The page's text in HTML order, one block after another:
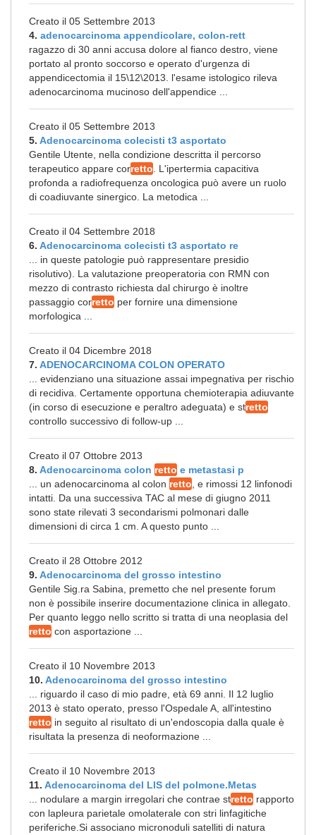
Creato il 05 Settembre 2013
4. adenocarcinoma appendicolare, colon-rett
ragazzo di 30 anni accusa dolore al fianco destro, viene
portato al pronto soccorso e operato d'urgenza di
appendicectomia il 15\12\2013. l'esame istologico rileva
adenocarcinoma mucinoso dell'appendice ...
Creato il 05 Settembre 2013
5. Adenocarcinoma colecisti t3 asportato
Gentile Utente, nella condizione descritta il percorso
terapeutico appare corretto . L'ipertermia capacitiva
profonda a radiofrequenza oncologica può avere un ruolo
di coadiuvante sinergico. La metodica ...
Creato il 04 Settembre 2018
6. Adenocarcinoma colecisti t3 asportato re
... in queste patologie può rappresentare presidio
risolutivo). La valutazione preoperatoria con RMN con
mezzo di contrasto richiesta dal chirurgo è inoltre
passaggio corretto per fornire una dimensione
morfologica ...
Creato il 04 Dicembre 2018
7. ADENOCARCINOMA COLON OPERATO
... evidenziano una situazione assai impegnativa per rischio
di recidiva. Certamente opportuna chemioterapia adiuvante
(in corso di esecuzione e peraltro adeguata) e stretto
controllo successivo di follow-up ...
Creato il 07 Ottobre 2013
8. Adenocarcinoma colon retto e metastasi p
... un adenocarcinoma al colon retto , e rimossi 12 linfonodi
intatti. Da una successiva TAC al mese di giugno 2011
sono state rilevati 3 secondarismi polmonari dalle
dimensioni di circa 1 cm. A questo punto ...
Creato il 28 Ottobre 2012
9. Adenocarcinoma del grosso intestino
Gentile Sig.ra Sabina, premetto che nel presente forum
non è possibile inserire documentazione clinica in allegato.
Per quanto leggo nello scritto si tratta di una neoplasia del
retto con asportazione ...
Creato il 10 Novembre 2013
10. Adenocarcinoma del grosso intestino
... riguardo il caso di mio padre, età 69 anni. Il 12 luglio
2013 è stato operato, presso l'Ospedale A, all'intestino
retto in seguito al risultato di un'endoscopia dalla quale è
risultata la presenza di neoformazione ...
Creato il 10 Novembre 2013
11. Adenocarcinoma del LIS del polmone.Metas
... nodulare a margin irregolari che contrae stretto rapporto
con lapleura parietale omolaterale con stri linfagitiche
periferiche.Si associano micronoduli satelliti di natura